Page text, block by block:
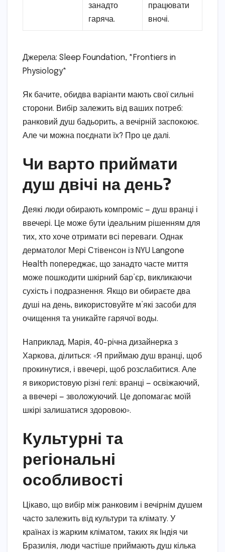
занадто
гаряча.
працювати
вночі.
Джерела: Sleep Foundation, *Frontiers in
Physiology*
Як бачите, обидва варіанти мають свої сильні
сторони. Вибір залежить від ваших потреб:
ранковий душ бадьорить, а вечірній заспокоює.
Але чи можна поєднати їх? Про це далі.
Чи варто приймати
душ двічі на день?
Деякі люди обирають компроміс — душ вранці і
ввечері. Це може бути ідеальним рішенням для
тих, хто хоче отримати всі переваги. Однак
дерматолог Мері Стівенсон із NYU Langone
Health попереджає, що занадто часте миття
може пошкодити шкірний бар’єр, викликаючи
сухість і подразнення. Якщо ви обираєте два
душі на день, використовуйте м’які засоби для
очищення та уникайте гарячої воды.
Наприклад, Марія, 40-річна дизайнерка з
Харкова, ділиться: «Я приймаю душ вранці, щоб
прокинутися, і ввечері, щоб розслабитися. Але
я використовую різні гелі: вранці — освіжаючий,
а ввечері — зволожуючий. Це допомагає моїй
шкірі залишатися здоровою».
Культурні та
регіональні
особливості
Цікаво, що вибір між ранковим і вечірнім душем
часто залежить від культури та клімату. У
країнах із жарким кліматом, таких як Індія чи
Бразилія, люди частіше приймають душ кілька